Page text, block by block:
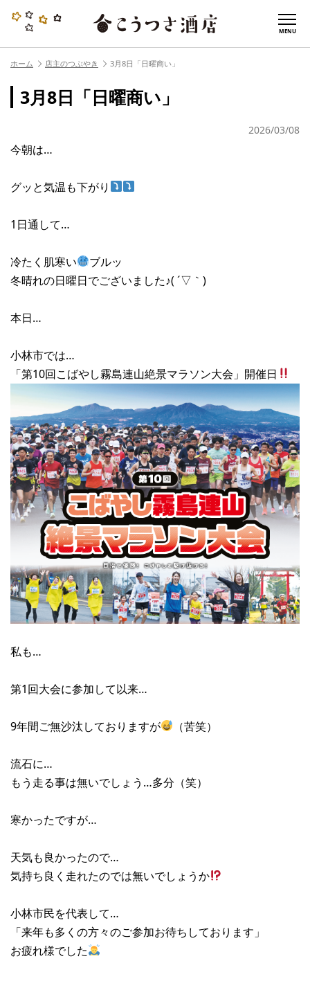
MENU
ホーム 店主のつぶやき 3月8日「日曜商い」
3月8日「日曜商い」
2026/03/08
今朝は…
グッと気温も下がり
1日通して…
冷たく肌寒い
ブルッ
冬晴れの日曜日でございました♪( ´▽｀)
本日…
小林市では…
「第10回こばやし霧島連山絶景マラソン大会」開催日
私も…
第1回大会に参加して以来…
9年間ご無沙汰しておりますが （苦笑）
流石に…
もう走る事は無いでしょう…多分（笑）
寒かったですが…
天気も良かったので…
気持ち良く走れたのでは無いでしょうか
小林市民を代表して…
「来年も多くの方々のご参加お待ちしております」
お疲れ様でした